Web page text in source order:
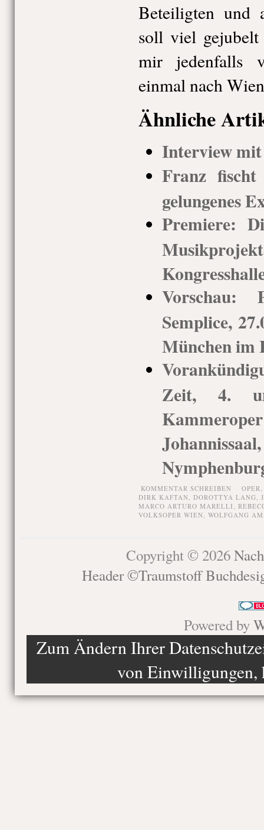
Beteiligten und
soll viel
mir jedenfalls
einmal nach
Ähnliche
Interview mit
Franz
gelungenes
Premiere:
Vorschau:
Semplice,
München im
Zeit, 4.
KOMMENTAR SCHREIBEN
DIRK KAFTAN, DOROTTYA LANG,
MARCO ARTURO MARELLI,
VOLKSOPER WIEN, WOLFGANG
Copyright © 2026
Header ©Traumstoff
Powered by
Zum Ändern Ihrer
von